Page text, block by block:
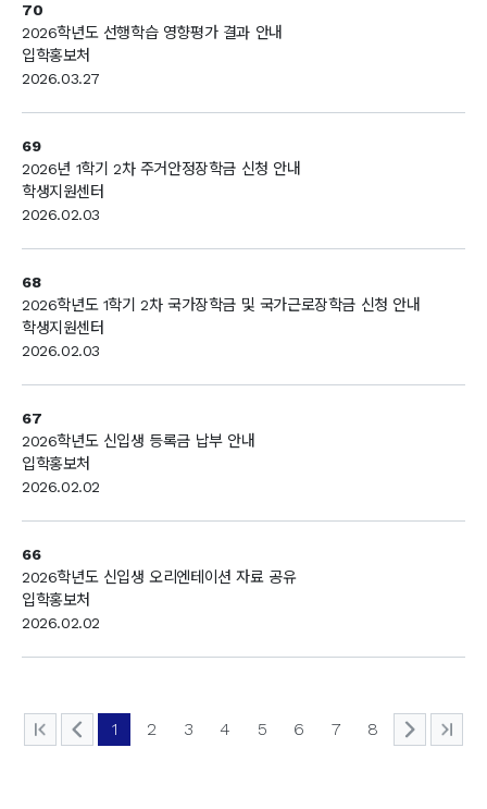
70
2026학년도 선행학습 영향평가 결과 안내
입학홍보처
2026.03.27
69
2026년 1학기 2차 주거안정장학금 신청 안내
학생지원센터
2026.02.03
68
2026학년도 1학기 2차 국가장학금 및 국가근로장학금 신청 안내
학생지원센터
2026.02.03
67
2026학년도 신입생 등록금 납부 안내
입학홍보처
2026.02.02
66
2026학년도 신입생 오리엔테이션 자료 공유
입학홍보처
2026.02.02
1 2 3 4 5 6 7 8